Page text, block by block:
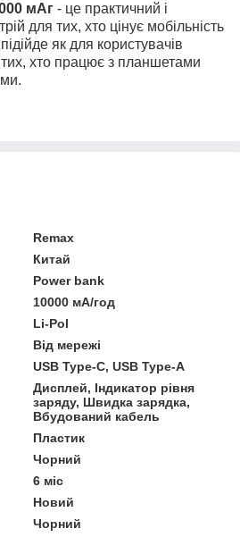
мАг - це практичний і
для тих, хто цінує мобільність
як для користувачів
хто працює з планшетами
Remax
Китай
Power bank
10000 мА/год
Li-Pol
Від мережі
USB Type-C, USB Type-A
Дисплей, Індикатор рівня
заряду, Швидка зарядка,
Вбудований кабель
Пластик
Чорний
6 міс
Новий
Чорний